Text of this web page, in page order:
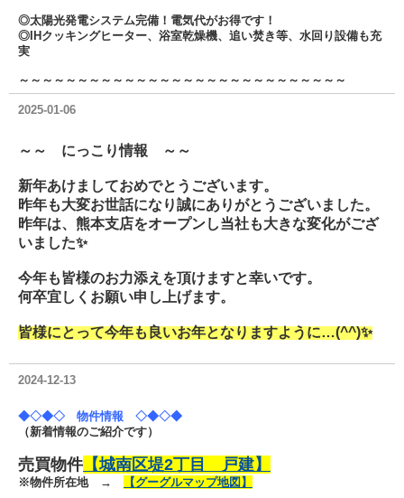
◎太陽光発電システム完備！電気代がお得です！
◎IHクッキングヒーター、浴室乾燥機、追い焚き等、水回り設備も充
実
～～～～～～～～～～～～～～～～～～～～～～～～～～～～
2025-01-06
～～ にっこり情報 ～～
新年あけましておめでとうございます。
昨年も大変お世話になり誠にありがとうございました。
昨年は、熊本支店をオープンし当社も大きな変化がござ
いました✨
今年も皆様のお力添えを頂けますと幸いです。
何卒宜しくお願い申し上げます。
皆様にとって今年も良いお年となりますように…(^^)✨
2024-12-13
◆◇◆◇ 物件情報 ◇◆◇◆
（新着情報のご紹介です）
売買物件 【城南区堤2丁目 戸建】
※物件所在地 → 【グーグルマップ地図】